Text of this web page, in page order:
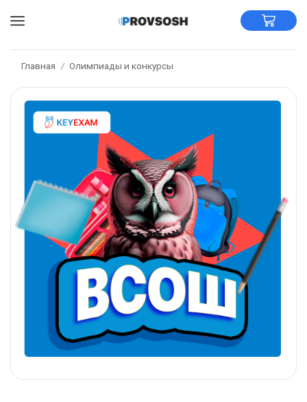
Главная / Олимпиады и конкурсы